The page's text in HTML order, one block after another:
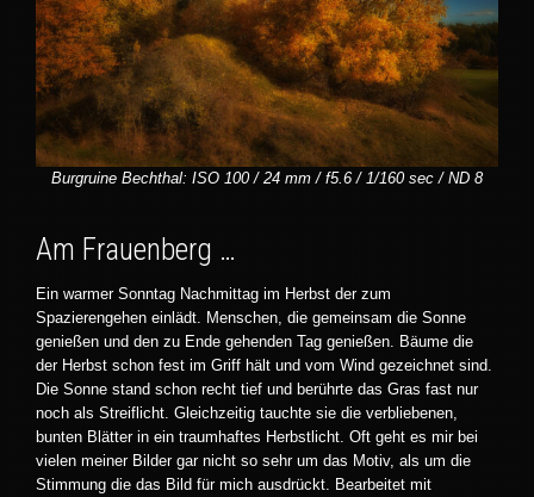
Burgruine Bechthal: ISO 100 / 24 mm / f5.6 / 1/160 sec / ND 8
Am Frauenberg …
Ein warmer Sonntag Nachmittag im Herbst der zum
Spazierengehen einlädt. Menschen, die gemeinsam die Sonne
genießen und den zu Ende gehenden Tag genießen. Bäume die
der Herbst schon fest im Griff hält und vom Wind gezeichnet sind.
Die Sonne stand schon recht tief und berührte das Gras fast nur
noch als Streiflicht. Gleichzeitig tauchte sie die verbliebenen,
bunten Blätter in ein traumhaftes Herbstlicht. Oft geht es mir bei
vielen meiner Bilder gar nicht so sehr um das Motiv, als um die
Stimmung die das Bild für mich ausdrückt. Bearbeitet mit